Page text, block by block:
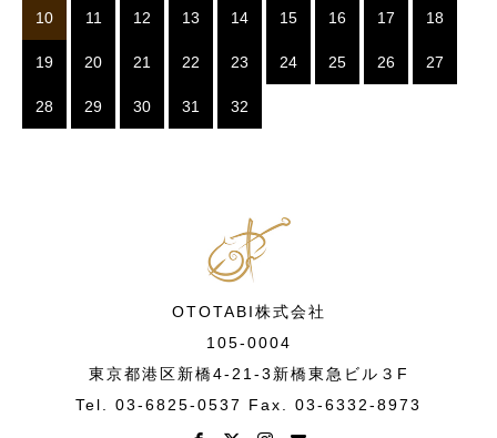
10 11 12 13 14 15 16 17 18
19 20 21 22 23 24 25 26 27
28 29 30 31 32
OTOTABI株式会社
105-0004
東京都港区新橋4-21-3新橋東急ビル３F
Tel. 03-6825-0537 Fax. 03-6332-8973